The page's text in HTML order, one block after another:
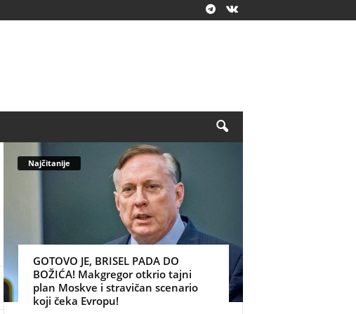
Najčitanije
GOTOVO JE, BRISEL PADA DO
BOŽIĆA! Makgregor otkrio tajni
plan Moskve i stravičan scenario
koji čeka Evropu!